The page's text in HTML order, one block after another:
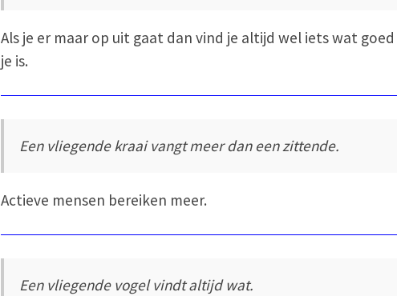
Als je er maar op uit gaat dan vind je altijd wel iets wat
je is.
Een vliegende kraai vangt meer dan een zittende.
Actieve mensen bereiken meer.
Een vliegende vogel vindt altijd wat.